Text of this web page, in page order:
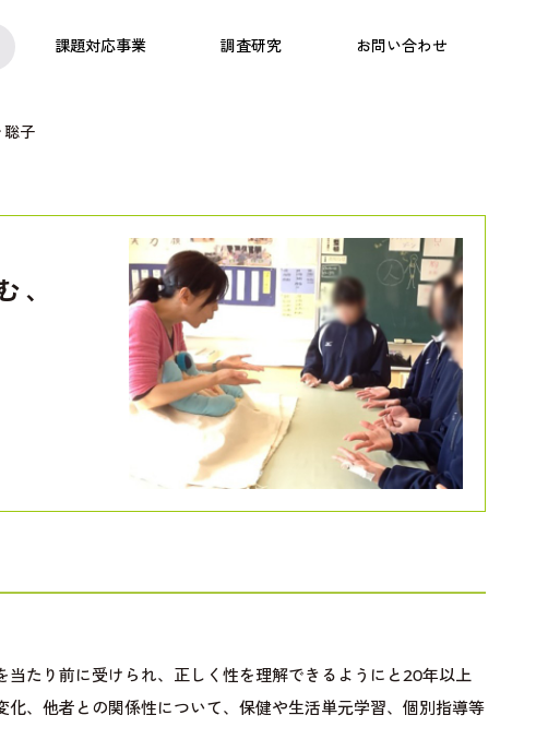
課題対応事業 調査研究 お問い合わせ
事業 プログラム こども研究所
聡子
、
たり前に受けられ、正しく性を理解できるようにと20年以上
、他者との関係性について、保健や生活単元学習、個別指導等